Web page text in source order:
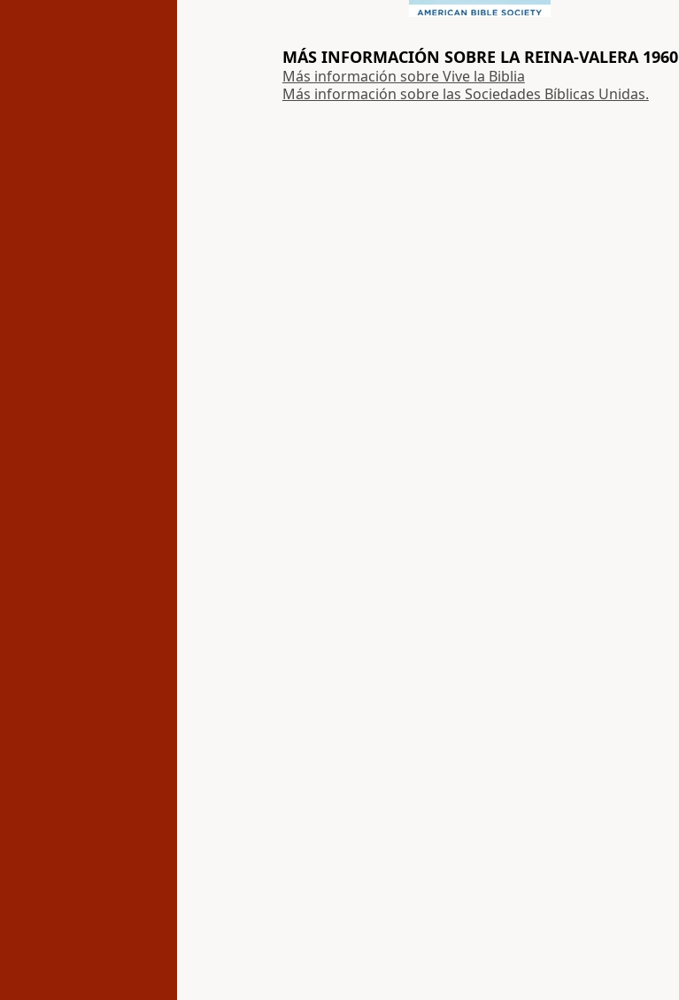
MÁS INFORMACIÓN SOBRE LA REINA-VALERA 1960
Más información sobre Vive la Biblia
Más información sobre las Sociedades Bíblicas Unidas.